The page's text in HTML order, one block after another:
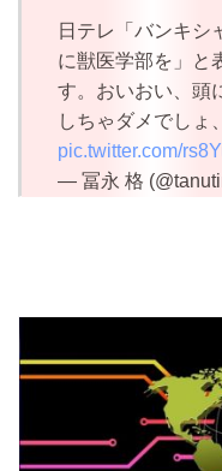
日テレ「バンキシ
に獣医学部を」と
す。おいおい、頭
しちゃダメでしょ
pic.twitter.com/
— 冨永 格